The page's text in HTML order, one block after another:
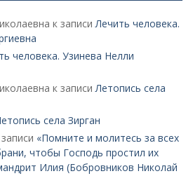
к записиЛечить человека.
человека. Узинева Нелли
к записиЛетопись села
села Зирган
«Помните и молитесь за всех
чтобы Господь простил их
Илия (Бобровников Николай